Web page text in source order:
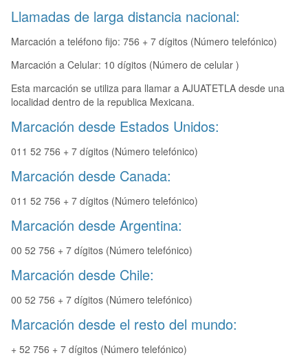
Llamadas de larga distancia nacional:
Marcación a teléfono fijo: 756 + 7 dígitos (Número telefónico)
Marcación a Celular: 10 dígitos (Número de celular )
Esta marcación se utiliza para llamar a AJUATETLA desde una
localidad dentro de la republica Mexicana.
Marcación desde Estados Unidos:
011 52 756 + 7 dígitos (Número telefónico)
Marcación desde Canada:
011 52 756 + 7 dígitos (Número telefónico)
Marcación desde Argentina:
00 52 756 + 7 dígitos (Número telefónico)
Marcación desde Chile:
00 52 756 + 7 dígitos (Número telefónico)
Marcación desde el resto del mundo:
+ 52 756 + 7 dígitos (Número telefónico)